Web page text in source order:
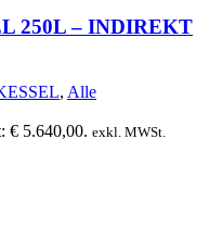
250L – INDIREKT
, Alle
€ 5.640,00. exkl. MWSt.